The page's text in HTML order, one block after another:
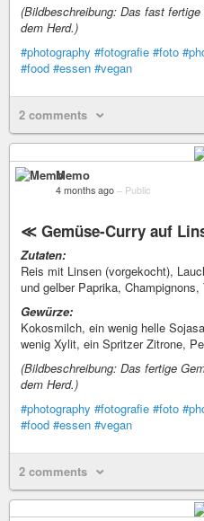
(Bildbeschreibung: Das fast
dem Herd.)
#photography #fotografie #foto
#food #essen #vegan
2 comments
Memo
4 months ago – Public
≪ Gemüse-Curry auf
Zutaten:
Reis mit Linsen (vorgekocht),
und gelber Paprika, Champignons,
Gewürze:
Kokosmilch, ein wenig helle
wenig Xylit, ein Spritzer Zitrone,
(Bildbeschreibung: Das fertige
dem Herd.)
#photography #fotografie #foto
#food #essen #vegan
2 comments